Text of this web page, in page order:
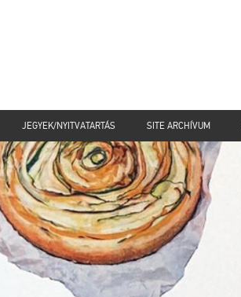
JEGYEK/NYITVATARTÁS SITE ARCHÍVUM